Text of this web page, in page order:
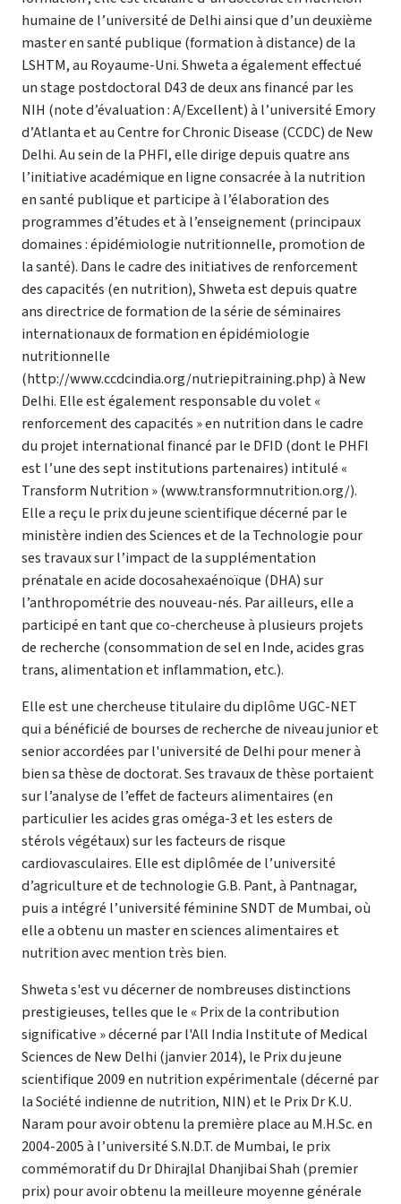
humaine de l’université de Delhi ainsi que d’un deuxième
master en santé publique (formation à distance) de la
LSHTM, au Royaume-Uni. Shweta a également effectué
un stage postdoctoral D43 de deux ans financé par les
NIH (note d’évaluation : A/Excellent) à l’université Emory
d’Atlanta et au Centre for Chronic Disease (CCDC) de New
Delhi. Au sein de la PHFI, elle dirige depuis quatre ans
l’initiative académique en ligne consacrée à la nutrition
en santé publique et participe à l’élaboration des
programmes d’études et à l’enseignement (principaux
domaines : épidémiologie nutritionnelle, promotion de
la santé). Dans le cadre des initiatives de renforcement
des capacités (en nutrition), Shweta est depuis quatre
ans directrice de formation de la série de séminaires
internationaux de formation en épidémiologie
nutritionnelle
(http://www.ccdcindia.org/nutriepitraining.php) à New
Delhi. Elle est également responsable du volet «
renforcement des capacités » en nutrition dans le cadre
du projet international financé par le DFID (dont le PHFI
est l’une des sept institutions partenaires) intitulé «
Transform Nutrition » (www.transformnutrition.org/).
Elle a reçu le prix du jeune scientifique décerné par le
ministère indien des Sciences et de la Technologie pour
ses travaux sur l’impact de la supplémentation
prénatale en acide docosahexaénoïque (DHA) sur
l’anthropométrie des nouveau-nés. Par ailleurs, elle a
participé en tant que co-chercheuse à plusieurs projets
de recherche (consommation de sel en Inde, acides gras
trans, alimentation et inflammation, etc.).
Elle est une chercheuse titulaire du diplôme UGC-NET
qui a bénéficié de bourses de recherche de niveau junior et
senior accordées par l'université de Delhi pour mener à
bien sa thèse de doctorat. Ses travaux de thèse portaient
sur l’analyse de l’effet de facteurs alimentaires (en
particulier les acides gras oméga-3 et les esters de
stérols végétaux) sur les facteurs de risque
cardiovasculaires. Elle est diplômée de l’université
d’agriculture et de technologie G.B. Pant, à Pantnagar,
puis a intégré l’université féminine SNDT de Mumbai, où
elle a obtenu un master en sciences alimentaires et
nutrition avec mention très bien.
Shweta s'est vu décerner de nombreuses distinctions
prestigieuses, telles que le « Prix de la contribution
significative » décerné par l'All India Institute of Medical
Sciences de New Delhi (janvier 2014), le Prix du jeune
scientifique 2009 en nutrition expérimentale (décerné par
la Société indienne de nutrition, NIN) et le Prix Dr K.U.
Naram pour avoir obtenu la première place au M.H.Sc. en
2004-2005 à l’université S.N.D.T. de Mumbai, le prix
commémoratif du Dr Dhirajlal Dhanjibai Shah (premier
prix) pour avoir obtenu la meilleure moyenne générale